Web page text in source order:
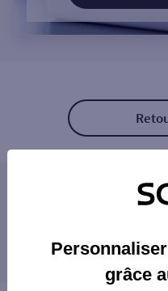
Les distributeurs/
NICE JEAN MEDECIN
NICE 29 AV J MEDECIN
proximité
grâce